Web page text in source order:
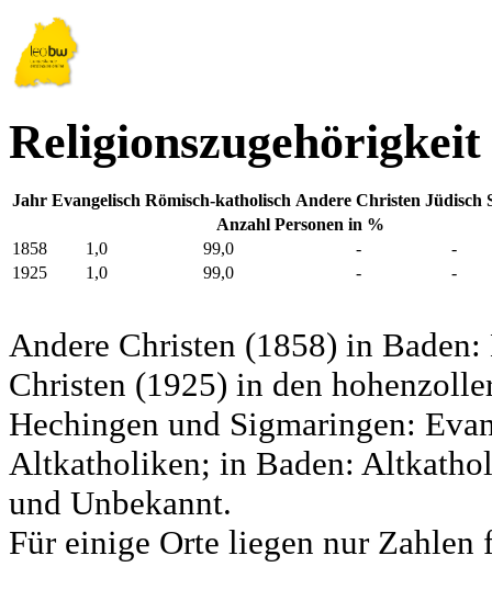
Jahr Evangelisch Römisch-katholisch Andere Christen Jüdisch
Anzahl Personen in %
1858
1,0 99,0 -
-
1925
1,0 99,0 - -
Andere Christen (1858) in
Christen (1925) in den
Hechingen und Sigmaringen:
Altkatholiken; in Baden:
und Unbekannt.
Für einige Orte liegen nur Zahlen